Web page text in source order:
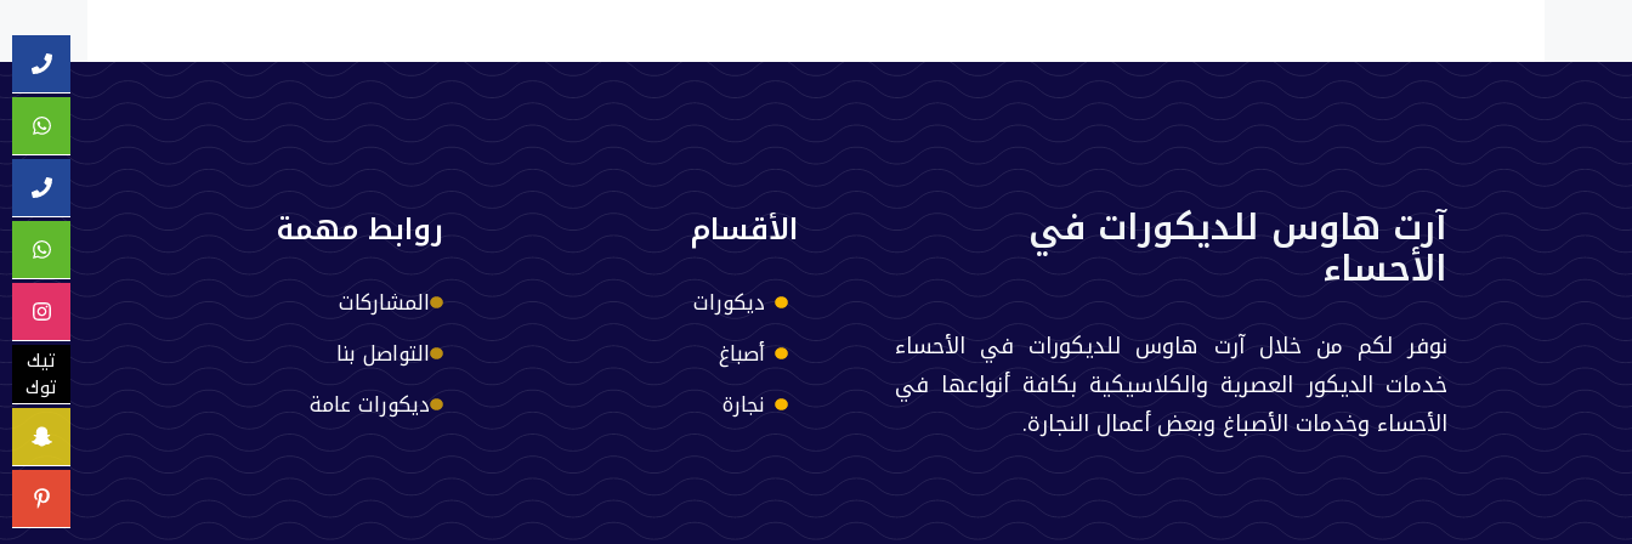
تيك
توك
آرت هاوس للديكورات في
الأحساء
نوفر لكم من خلال آرت هاوس للديكورات في الأحساء
خدمات الديكور العصرية والكلاسيكية بكافة أنواعها في
الأحساء وخدمات الأصباغ وبعض أعمال النجارة.
الأقسام
ديكورات
أصباغ
نجارة
روابط مهمة
المشاركات
التواصل بنا
ديكورات عامة